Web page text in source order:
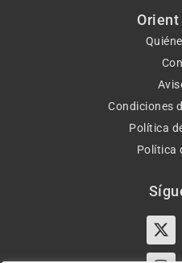
Orient
Condiciones
Política
Política
X-